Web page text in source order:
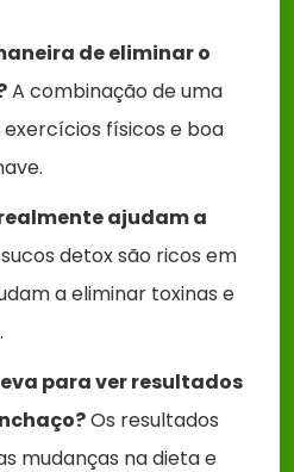
de eliminar o
A combinação de uma
físicos e boa
ajudam a
sucos detox são ricos em
a eliminar toxinas e
para ver resultados
Os resultados
mudanças na dieta e